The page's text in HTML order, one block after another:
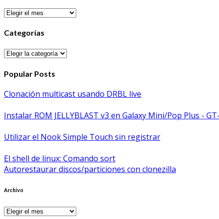
Archivos
Categorías
Categorías
Popular Posts
Clonación multicast usando DRBL live
Instalar ROM JELLYBLAST v3 en Galaxy Mini/Pop Plus -
Utilizar el Nook Simple Touch sin registrar
El shell de linux: Comando sort
Autorestaurar discos/particiones con clonezilla
Archivo
Archivo